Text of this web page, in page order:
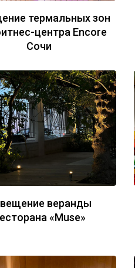
термальных зон
центра Encore
Сочи
веранды
«Muse»